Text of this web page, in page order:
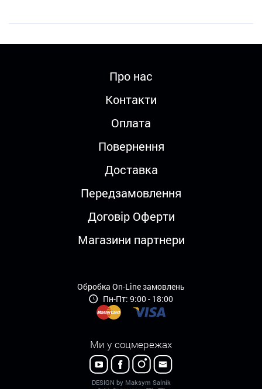
Про нас
Контакти
Оплата
Повернення
Доставка
Передзамовлення
Договір Оферти
Магазини партнери
Обробка On-Line замовлень
Пн-Пт: 9:00 - 18:00
Ми у соцмережах
DESIGN by Maksym Salnik